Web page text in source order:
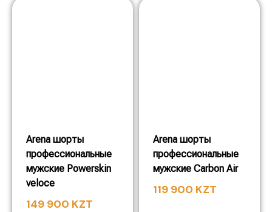
Arena шорты
профессиональные
мужские Powerskin
veloce
149 900 KZT
Arena шорты
профессиональные
мужские Carbon Air
119 900 KZT